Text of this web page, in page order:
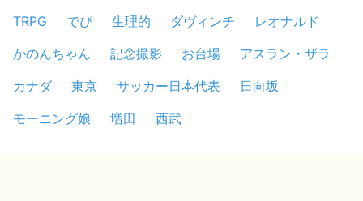
TRPG
でび 生理的 ダヴィンチ
レオナルド
かのんちゃん
記念撮影 お台場
アスラン・ザラ
カナダ
東京 サッカー日本代表
日向坂
モーニング娘
増田 西武